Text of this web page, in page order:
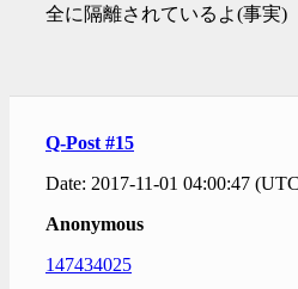
全に隔離されているよ(事実)
Q-Post #15
Date: 2017-11-01 04:00:47
Anonymous
147434025